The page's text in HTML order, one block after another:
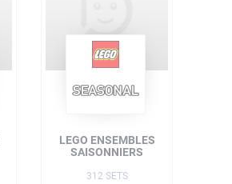
LEGO ENSEMBLES
SAISONNIERS
312 SETS